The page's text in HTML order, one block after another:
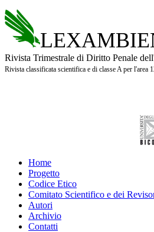
Rivista Trimestrale di Diritto Penale
Rivista classificata scientifica e di classe A per
Home
Progetto
Codice Etico
Comitato Scientifico e dei
Autori
Archivio
Contatti